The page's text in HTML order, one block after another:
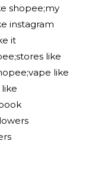
shopee;my
instagram
it
like
like